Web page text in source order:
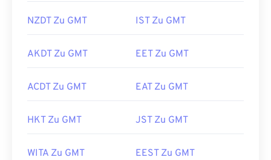
NZDT Zu GMT IST Zu GMT
AKDT Zu GMT EET Zu GMT
ACDT Zu GMT EAT Zu GMT
HKT Zu GMT JST Zu GMT
WITA Zu GMT EEST Zu GMT